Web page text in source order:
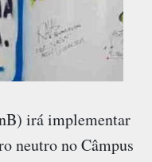
irá implementar
neutro no Câmpus